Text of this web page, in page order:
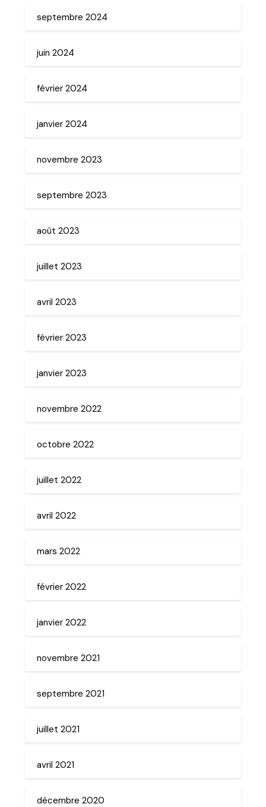
septembre 2024
juin 2024
février 2024
janvier 2024
novembre 2023
septembre 2023
août 2023
juillet 2023
avril 2023
février 2023
janvier 2023
novembre 2022
octobre 2022
juillet 2022
avril 2022
mars 2022
février 2022
janvier 2022
novembre 2021
septembre 2021
juillet 2021
avril 2021
décembre 2020